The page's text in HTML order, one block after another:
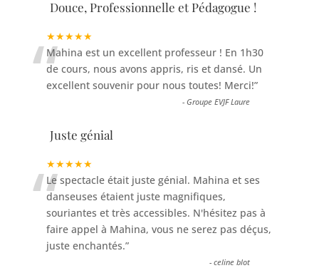
Douce, Professionnelle et Pédagogue !
★★★★★
“Mahina est un excellent professeur ! En 1h30
de cours, nous avons appris, ris et dansé. Un
excellent souvenir pour nous toutes! Merci!”
-Groupe EVJF Laure
Juste génial
★★★★★
“Le spectacle était juste génial. Mahina et ses
danseuses étaient juste magnifiques,
souriantes et très accessibles. N'hésitez pas à
faire appel à Mahina, vous ne serez pas déçus,
juste enchantés.”
-celine blot